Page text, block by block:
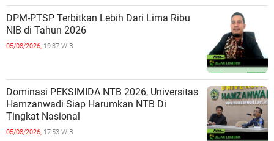
DPM-PTSP Terbitkan Lebih Dari Lima Ribu
NIB di Tahun 2026
05/08/2026, 19:37 WIB
Dominasi PEKSIMIDA NTB 2026, Universitas
Hamzanwadi Siap Harumkan NTB Di
Tingkat Nasional
05/08/2026, 17:53 WIB